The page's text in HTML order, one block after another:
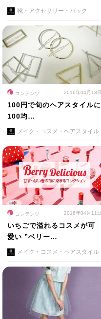
靴・アクセサリー・バック
コンテンツ 2016年04月13日
100円で旬のヘアスタイルに
100均…
メイク・コスメ・ヘアスタイル
コンテンツ 2016年04月11日
いちごで溢れるコスメが可
愛い ”ベリー…
メイク・コスメ・ヘアスタイル